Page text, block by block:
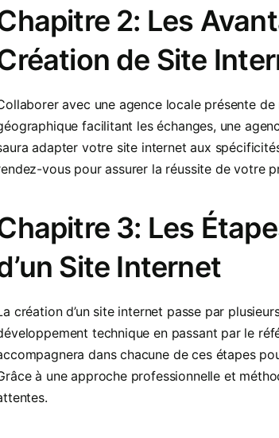
2: Les
de Site
avec une agence locale présente
facilitant les échanges, une
adapter votre site internet aux
vous pour assurer la réussite de votre
3: Les
Site Internet
création d’un site internet passe par
technique en passant par le
dans chacune de ces étapes
à une approche professionnelle et